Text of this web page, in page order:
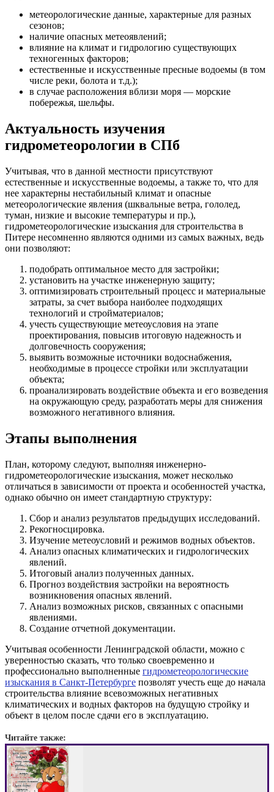
метеорологические данные, характерные для разных
сезонов;
наличие опасных метеоявлений;
влияние на климат и гидрологию существующих
техногенных факторов;
естественные и искусственные пресные водоемы (в том
числе реки, болота и т.д.);
в случае расположения вблизи моря — морские
побережья, шельфы.
Актуальность изучения
гидрометеорологии в СПб
Учитывая, что в данной местности присутствуют
естественные и искусственные водоемы, а также то, что для
нее характерны нестабильный климат и опасные
метеорологические явления (шквальные ветра, гололед,
туман, низкие и высокие температуры и пр.),
гидрометеорологические изыскания для строительства в
Питере несомненно являются одними из самых важных, ведь
они позволяют:
подобрать оптимальное место для застройки;
установить на участке инженерную защиту;
оптимизировать строительный процесс и материальные
затраты, за счет выбора наиболее подходящих
технологий и стройматериалов;
учесть существующие метеоусловия на этапе
проектирования, повысив итоговую надежность и
долговечность сооружения;
выявить возможные источники водоснабжения,
необходимые в процессе стройки или эксплуатации
объекта;
проанализировать воздействие объекта и его возведения
на окружающую среду, разработать меры для снижения
возможного негативного влияния.
Этапы выполнения
План, которому следуют, выполняя инженерно-
гидрометеорологические изыскания, может несколько
отличаться в зависимости от проекта и особенностей участка,
однако обычно он имеет стандартную структуру:
Сбор и анализ результатов предыдущих исследований.
Рекогносцировка.
Изучение метеоусловий и режимов водных объектов.
Анализ опасных климатических и гидрологических
явлений.
Итоговый анализ полученных данных.
Прогноз воздействия застройки на вероятность
возникновения опасных явлений.
Анализ возможных рисков, связанных с опасными
явлениями.
Создание отчетной документации.
Учитывая особенности Ленинградской области, можно с
уверенностью сказать, что только своевременно и
профессионально выполненные гидрометеорологические
изыскания в Санкт-Петербурге позволят учесть еще до начала
строительства влияние всевозможных негативных
климатических и водных факторов на будущую стройку и
объект в целом после сдачи его в эксплуатацию.
Читайте также: